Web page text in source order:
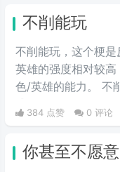
不削能玩
不削能玩，这个梗
英雄的强度相对较
色/英雄的能力。 不
384 点赞 0 评论
你甚至不愿